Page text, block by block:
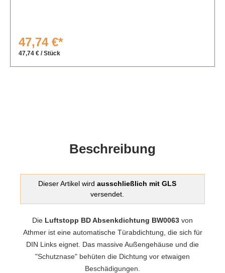
47,74 €*
47,74 € / Stück
Beschreibung
Dieser Artikel wird ausschließlich mit GLS
versendet.
Die Luftstopp BD Absenkdichtung BW0063 von
Athmer ist eine automatische Türabdichtung, die sich für
DIN Links eignet. Das massive Außengehäuse und die
"Schutznase" behüten die Dichtung vor etwaigen
Beschädigungen.